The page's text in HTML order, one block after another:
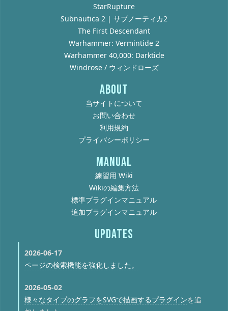
StarRupture
Subnautica 2 | サブノーティカ2
The First Descendant
Warhammer: Vermintide 2
Warhammer 40,000: Darktide
Windrose / ウィンドローズ
ABOUT
当サイトについて
お問い合わせ
利用規約
プライバシーポリシー
MANUAL
練習用 Wiki
Wikiの編集方法
標準プラグインマニュアル
追加プラグインマニュアル
UPDATES
2026-06-17
ページの検索機能を強化しました。
2026-05-02
様々なタイプのグラフをSVGで描画するプラグインを追